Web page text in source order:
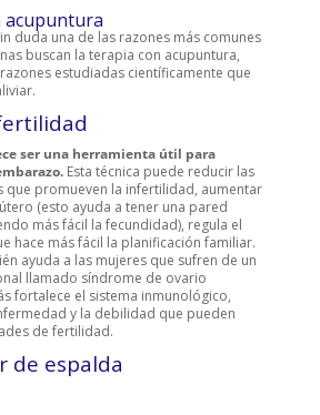
acupuntura
duda una de las razones más comunes
buscan la terapia con acupuntura,
estudiadas científicamente que
ser una herramienta útil para
Esta técnica puede reducir las
que promueven la infertilidad, aumentar
(esto ayuda a tener una pared
más fácil la fecundidad), regula el
hace más fácil la planificación familiar.
ayuda a las mujeres que sufren de un
llamado síndrome de ovario
fortalece el sistema inmunológico,
y la debilidad que pueden
de fertilidad.
de espalda